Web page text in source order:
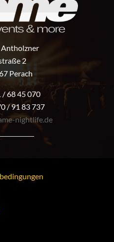
Antholzner
2
Perach
/ 68 45 070
/ 91 83 737
nightlife.de